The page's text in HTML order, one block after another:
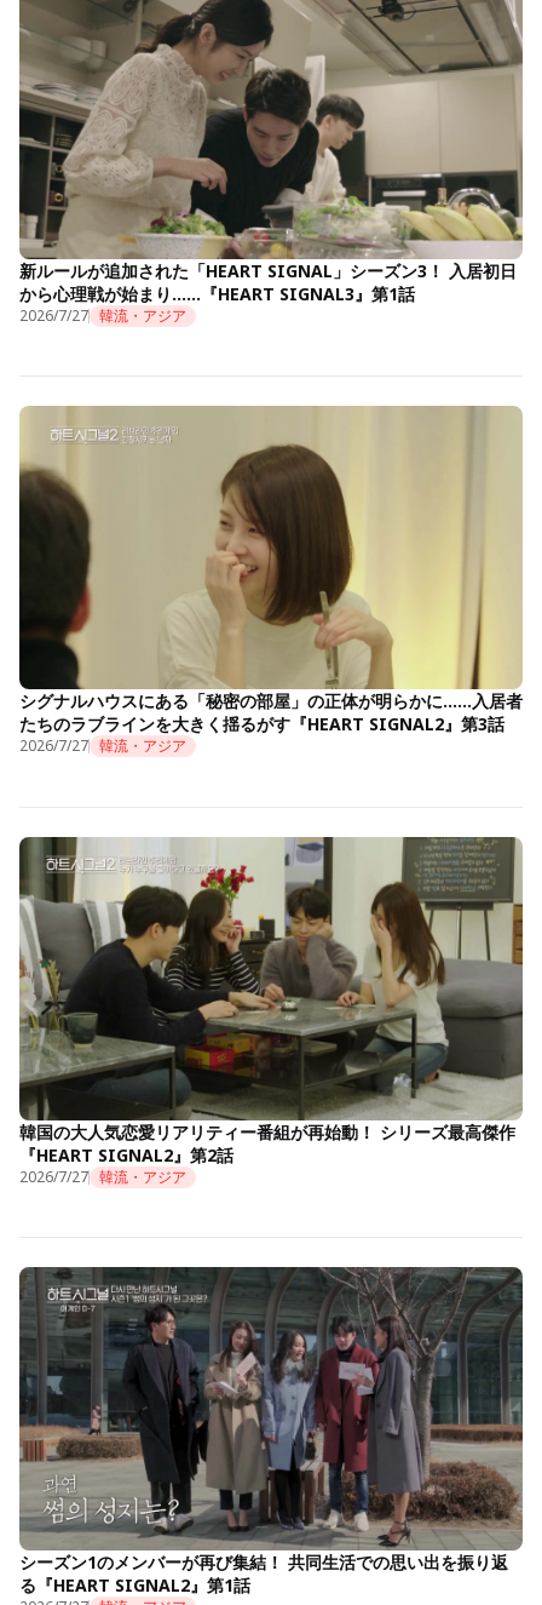
新ルールが追加された「HEART SIGNAL」シーズン3！ 入居初日
から心理戦が始まり……『HEART SIGNAL3』第1話
2026/7/27 韓流・アジア
シグナルハウスにある「秘密の部屋」の正体が明らかに……入居者
たちのラブラインを大きく揺るがす『HEART SIGNAL2』第3話
2026/7/27 韓流・アジア
韓国の大人気恋愛リアリティー番組が再始動！ シリーズ最高傑作
『HEART SIGNAL2』第2話
2026/7/27 韓流・アジア
シーズン1のメンバーが再び集結！ 共同生活での思い出を振り返
る『HEART SIGNAL2』第1話